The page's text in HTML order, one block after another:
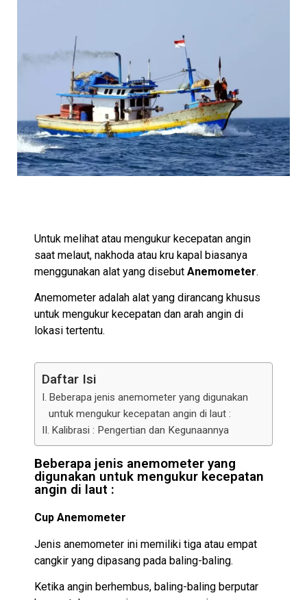
Untuk melihat atau mengukur kecepatan angin
saat melaut, nakhoda atau kru kapal biasanya
menggunakan alat yang disebut Anemometer.
Anemometer adalah alat yang dirancang khusus
untuk mengukur kecepatan dan arah angin di
lokasi tertentu.
Daftar Isi
Beberapa jenis anemometer yang digunakan
untuk mengukur kecepatan angin di laut :
Kalibrasi : Pengertian dan Kegunaannya
Beberapa jenis anemometer yang
digunakan untuk mengukur kecepatan
angin di laut :
Cup Anemometer
Jenis anemometer ini memiliki tiga atau empat
cangkir yang dipasang pada baling-baling.
Ketika angin berhembus, baling-baling berputar